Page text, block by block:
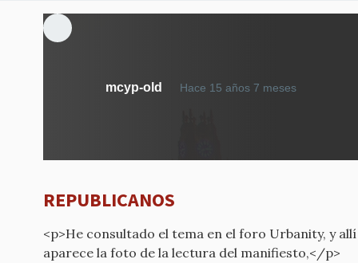
mcyp-old Hace 15 años 7 meses
REPUBLICANOS
<p>He consultado el tema en el foro Urbanity, y allí
aparece la foto de la lectura del manifiesto,</p>